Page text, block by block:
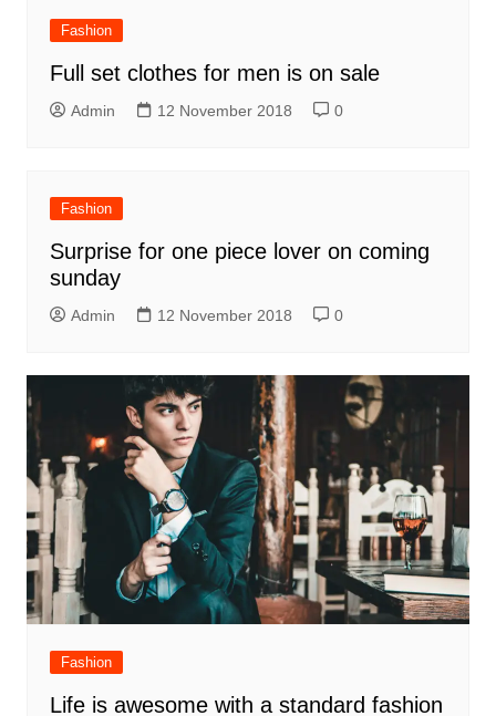
Fashion
Full set clothes for men is on sale
Admin 12 November 2018 0
Fashion
Surprise for one piece lover on coming
sunday
Admin 12 November 2018 0
Fashion
Life is awesome with a standard fashion